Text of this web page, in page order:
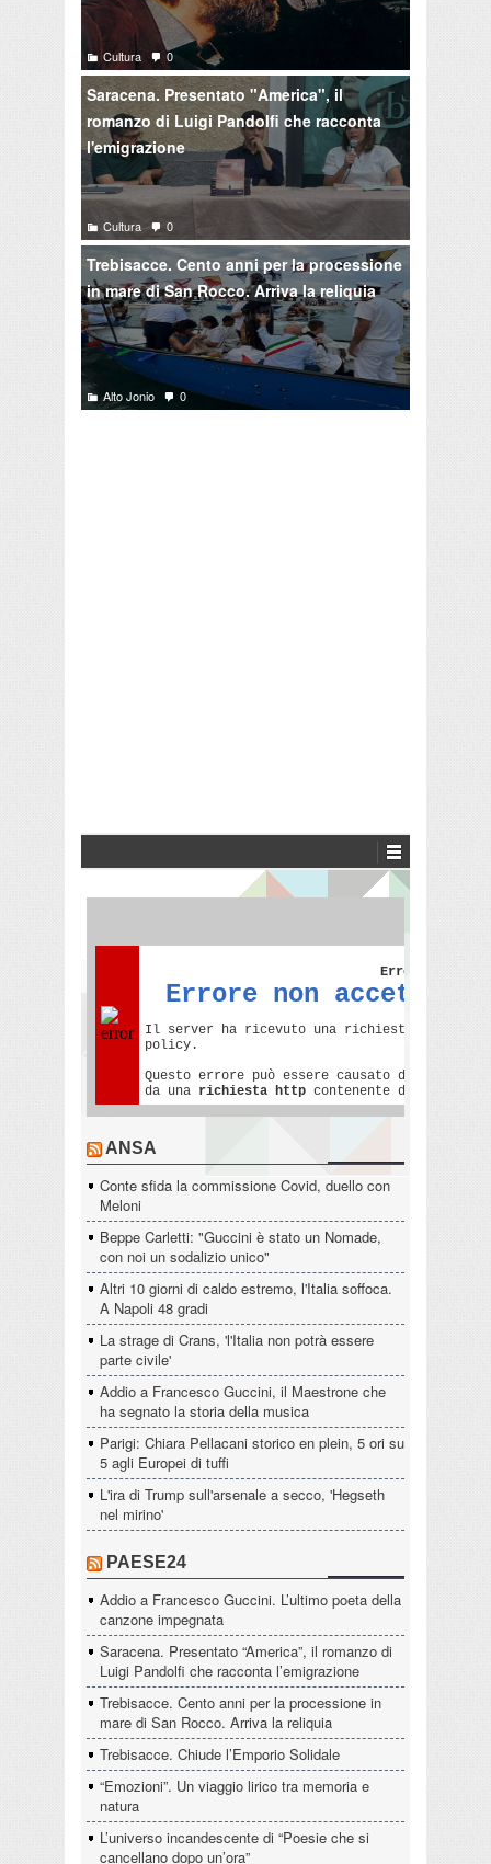
Cultura 0
Saracena. Presentato "America", il
romanzo di Luigi Pandolfi che racconta
l'emigrazione
Cultura 0
Trebisacce. Cento anni per la processione
in mare di San Rocco. Arriva la reliquia
Alto Jonio 0
ANSA
Conte sfida la commissione Covid, duello con
Meloni
Beppe Carletti: "Guccini è stato un Nomade,
con noi un sodalizio unico"
Altri 10 giorni di caldo estremo, l'Italia soffoca.
A Napoli 48 gradi
La strage di Crans, 'l'Italia non potrà essere
parte civile'
Addio a Francesco Guccini, il Maestrone che
ha segnato la storia della musica
Parigi: Chiara Pellacani storico en plein, 5 ori su
5 agli Europei di tuffi
L'ira di Trump sull'arsenale a secco, 'Hegseth
nel mirino'
PAESE24
Addio a Francesco Guccini. L’ultimo poeta della
canzone impegnata
Saracena. Presentato “America”, il romanzo di
Luigi Pandolfi che racconta l’emigrazione
Trebisacce. Cento anni per la processione in
mare di San Rocco. Arriva la reliquia
Trebisacce. Chiude l’Emporio Solidale
“Emozioni”. Un viaggio lirico tra memoria e
natura
L’universo incandescente di “Poesie che si
cancellano dopo un’ora”